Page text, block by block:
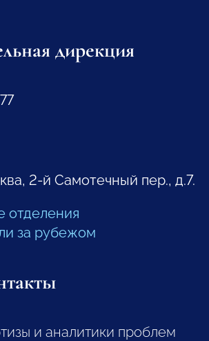
дирекция
2-й Самотечный пер., д.7.
отделения
за рубежом
и аналитики проблем